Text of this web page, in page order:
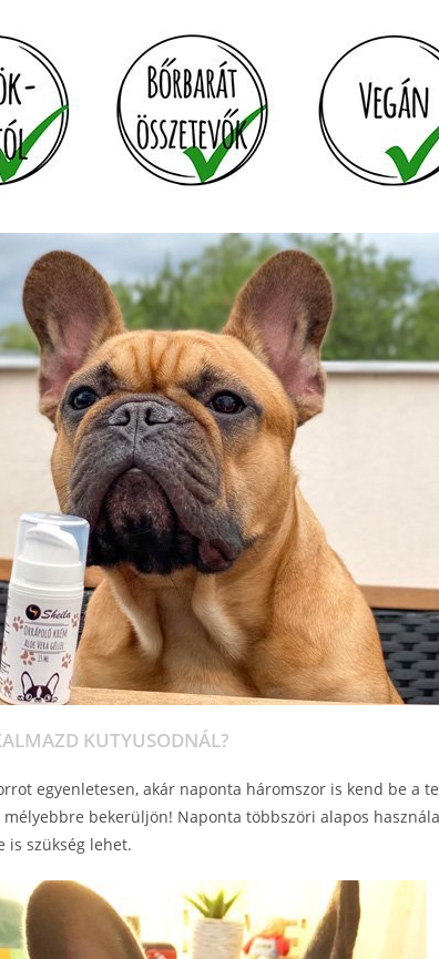
KUTYUSODNÁL?
egyenletesen, akár naponta háromszor is kend be a
mélyebbre bekerüljön! Naponta többszöri alapos
is szükség lehet.